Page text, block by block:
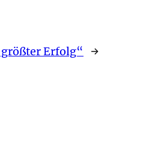
Erfolg“ →